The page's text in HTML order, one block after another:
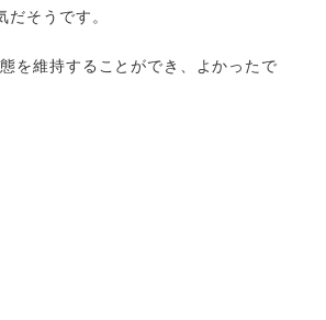
だそうです。
を維持することができ、よかったで